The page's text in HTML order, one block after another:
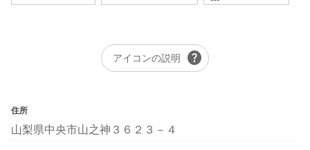
アイコンの説明 help
住所
山梨県中央市山之神３６２３－４